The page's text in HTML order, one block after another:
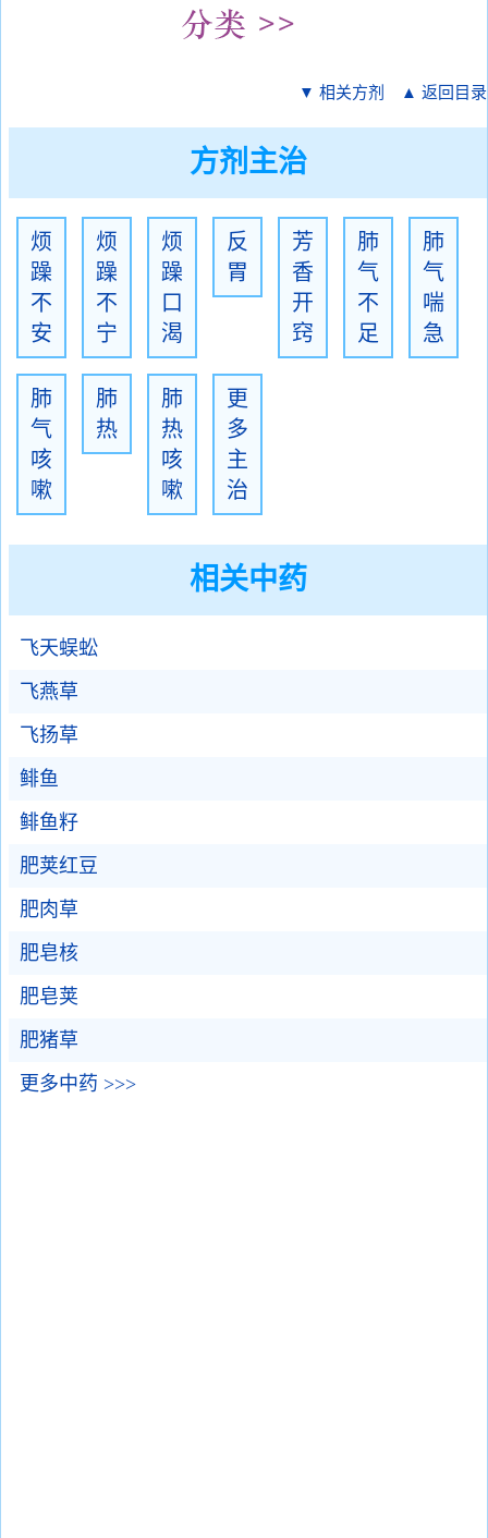
▼ 相关方剂 ▲ 返回目录
方剂主治
烦
躁
不
安
烦
躁
不
宁
烦
躁
口
渴
反
胃
芳
香
开
窍
肺
气
不
足
肺
气
喘
急
肺
气
咳
嗽
肺
热
肺
热
咳
嗽
更
多
主
治
相关中药
飞天蜈蚣
飞燕草
飞扬草
鲱鱼
鲱鱼籽
肥荚红豆
肥肉草
肥皂核
肥皂荚
肥猪草
更多中药 >>>